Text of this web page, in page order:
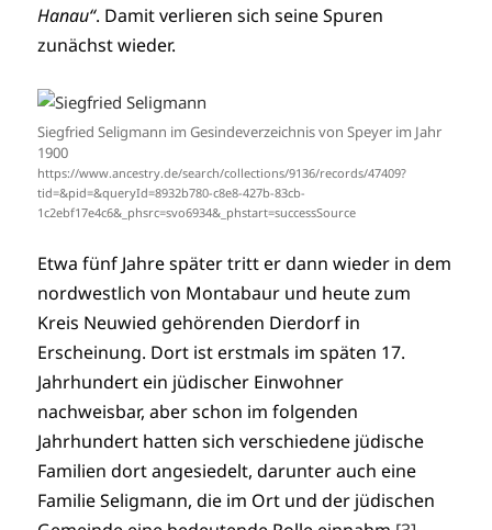
Hanau“. Damit verlieren sich seine Spuren
zunächst wieder.
Siegfried Seligmann im Gesindeverzeichnis von Speyer im Jahr
1900
https://www.ancestry.de/search/collections/9136/records/47409?
tid=&pid=&queryId=8932b780-c8e8-427b-83cb-
1c2ebf17e4c6&_phsrc=svo6934&_phstart=successSource
Etwa fünf Jahre später tritt er dann wieder in dem
nordwestlich von Montabaur und heute zum
Kreis Neuwied gehörenden Dierdorf in
Erscheinung. Dort ist erstmals im späten 17.
Jahrhundert ein jüdischer Einwohner
nachweisbar, aber schon im folgenden
Jahrhundert hatten sich verschiedene jüdische
Familien dort angesiedelt, darunter auch eine
Familie Seligmann, die im Ort und der jüdischen